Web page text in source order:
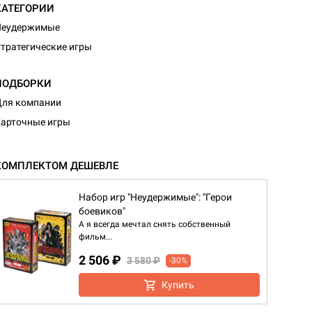
игры
компании
игры
ДЕШЕВЛЕ
Набор игр "Неудержимые": "Герои
боевиков"
А я всегда мечтал снять собственный
фильм...
2 506 ₽ 3 580 ₽ -30%
Купить